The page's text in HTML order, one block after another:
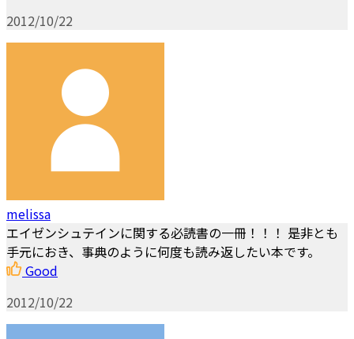
2012/10/22
melissa
エイゼンシュテインに関する必読書の一冊！！！ 是非とも
手元におき、事典のように何度も読み返したい本です。
Good
2012/10/22